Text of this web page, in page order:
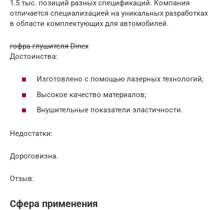
1.5 тыс. позиций разных спецификаций. Компания
отличается специализацией на уникальных разработках
в области комплектующих для автомобилей.
гофра глушителя Dinex
Достоинства:
Изготовлено с помощью лазерных технологий;
Высокое качество материалов;
Внушительные показатели эластичности.
Недостатки:
Дороговизна.
Отзыв:
Сфера применения